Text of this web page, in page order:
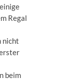
Regal
nicht
beim